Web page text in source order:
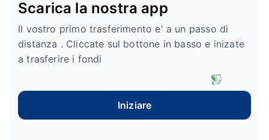
Scarica la nostra app
Il vostro primo trasferimento e' a un passo di
distanza . Cliccate sul bottone in basso e inizate
a trasferire i fondi
Iniziare